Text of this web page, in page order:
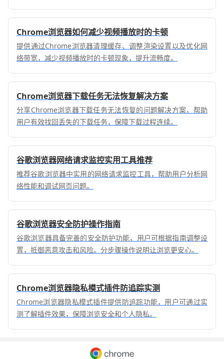
Chrome浏览器如何减少视频播放时的卡顿
提供通过Chrome浏览器清理缓存、调整渲染设置以及优化网
络带宽，减少视频播放时的卡顿现象，提升流畅度。
Chrome浏览器下载任务无法恢复解决方案
分享Chrome浏览器下载任务无法恢复的问题解决方案，帮助
用户有效找回丢失的下载任务，保障下载过程连续。
谷歌浏览器网络请求监控实用工具推荐
推荐谷歌浏览器中实用的网络请求监控工具，帮助用户分析网
络性能和调试网页问题。
谷歌浏览器安全防护操作指南
谷歌浏览器具备完善的安全防护功能，用户可根据指南调整设
置，抵御恶意攻击和风险。分步骤操作说明让浏览更安心。
Chrome浏览器隐私模式插件防追踪实测
Chrome浏览器隐私模式插件提供防追踪功能，用户可通过实
测了解插件效果，保障浏览安全和个人隐私。